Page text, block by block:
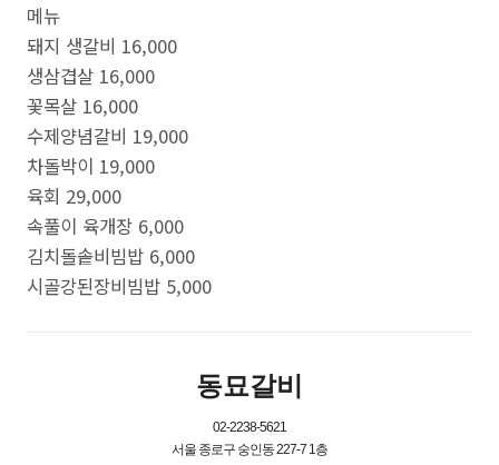
메뉴
돼지 생갈비 16,000
생삼겹살 16,000
꽃목살 16,000
수제양념갈비 19,000
차돌박이 19,000
육회 29,000
속풀이 육개장 6,000
김치돌솥비빔밥 6,000
시골강된장비빔밥 5,000